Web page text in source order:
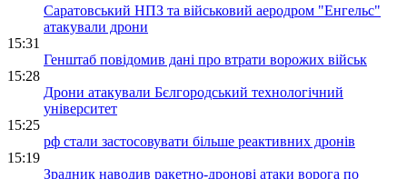
Саратовський НПЗ та військовий аеродром "Енгельс"
атакували дрони
15:31
Генштаб повідомив дані про втрати ворожих військ
15:28
Дрони атакували Бєлгородський технологічний
університет
15:25
рф стали застосовувати більше реактивних дронів
15:19
Зрадник наводив ракетно-дронові атаки ворога по